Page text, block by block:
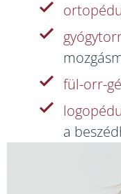
fül-orr-
a